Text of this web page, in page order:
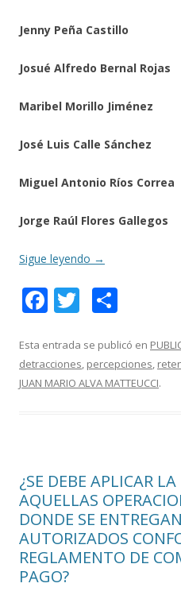
Jenny Peña Castillo
Josué Alfredo Bernal Rojas
Maribel Morillo Jiménez
José Luis Calle Sánchez
Miguel Antonio Ríos Correa
Jorge Raúl Flores Gallegos
Sigue leyendo →
F
e
b
T
itt
er
m
p
Esta entrada se publicó en
detracciones, percepciones,
JUAN MARIO ALVA MATTEUCCI.
¿SE DEBE APLICAR
AQUELLAS
DONDE SE
AUTORIZADOS
REGLAMENTO DE
PAGO?